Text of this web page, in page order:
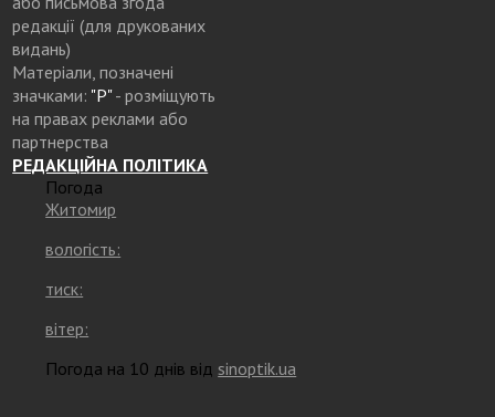
редакції (для друкованих
видань)
Матеріали, позначені
значками: "Р"- розміщують
на правах реклами або
партнерства
РЕДАКЦІЙНА ПОЛІТИКА
Погода
Житомир
вологість:
тиск:
вітер:
Погода на 10 днів від sinoptik.ua